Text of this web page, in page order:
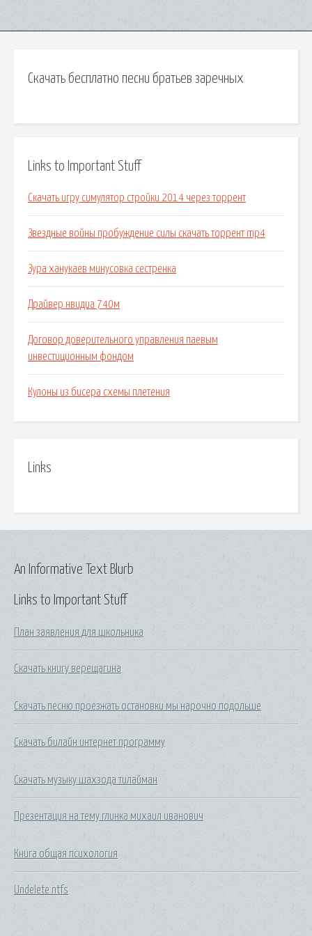
Скачать бесплатно песни братьев заречных
Links to Important Stuff
Скачать игру симулятор стройки 2014 через торрент
Звездные войны пробуждение силы скачать торрент mp4
Зура ханукаев минусовка сестренка
Драйвер нвидиа 740м
Договор доверительного управления паевым
инвестиционным фондом
Кулоны из бисера схемы плетения
Links
Links to Important Stuff
План заявления для школьника
Скачать книгу верещагина
Скачать песню проезжать остановки мы нарочно подольше
Скачать билайн интернет программу
Скачать музыку шахзода тилайман
Презентация на тему глинка михаил иванович
Книга общая психология
Undelete ntfs
An Informative Text Blurb